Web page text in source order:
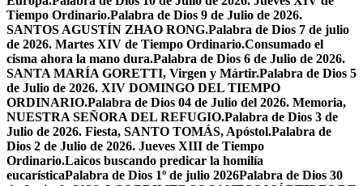
Tiempo Ordinario.Palabra de Dios 9 de Julio de 2026.
SANTOS AGUSTÍN ZHAO RONG.Palabra de Dios 7 de julio
de 2026. Martes XIV de Tiempo Ordinario.Consumado el
cisma ahora la mano dura.Palabra de Dios 6 de Julio de 2026.
SANTA MARÍA GORETTI, Virgen y Mártir.Palabra de Dios 5
de Julio de 2026. XIV DOMINGO DEL TIEMPO
ORDINARIO.Palabra de Dios 04 de Julio del 2026. Memoria,
NUESTRA SEÑORA DEL REFUGIO.Palabra de Dios 3 de
Julio de 2026. Fiesta, SANTO TOMÁS, Apóstol.Palabra de
Dios 2 de Julio de 2026. Jueves XIII de Tiempo
Ordinario.Laicos buscando predicar la homilía
eucarísticaPalabra de Dios 1º de julio 2026Palabra de Dios 30